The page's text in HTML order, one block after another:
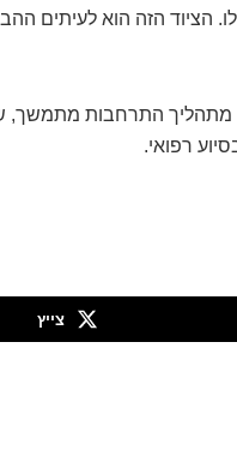
הציוד הזה הוא לעיתים
מתהליך התרחבות
רפואי.
צייץ